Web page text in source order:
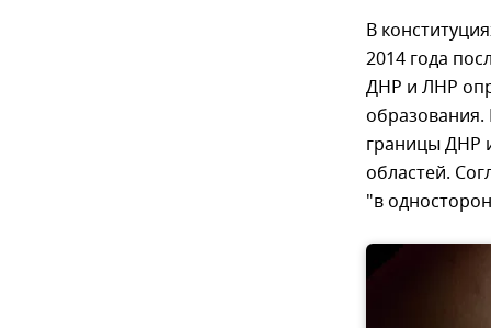
В
2014 года
ДНР и ЛНР
образования.
границы ДНР
областей.
"в